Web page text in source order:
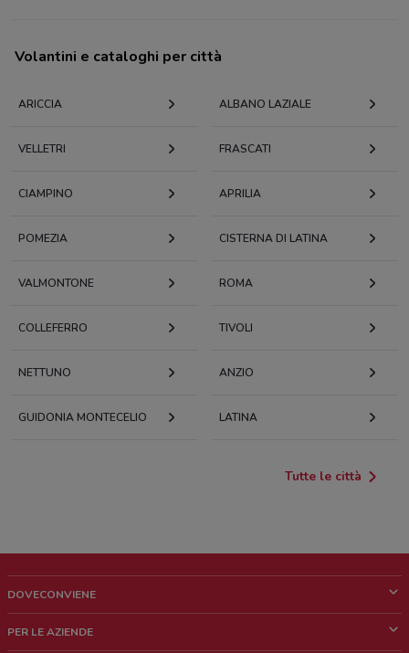
Volantini e cataloghi per città
ARICCIA ALBANO LAZIALE
VELLETRI FRASCATI
CIAMPINO APRILIA
POMEZIA CISTERNA DI LATINA
VALMONTONE ROMA
COLLEFERRO TIVOLI
NETTUNO ANZIO
GUIDONIA MONTECELIO LATINA
Tutte le città
DOVECONVIENE
PER LE AZIENDE